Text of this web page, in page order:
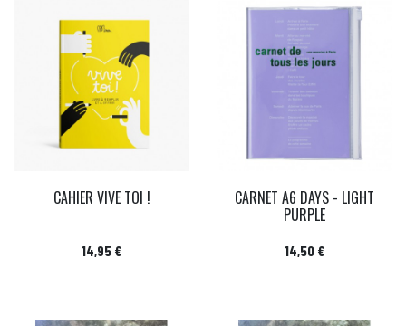
CAHIER VIVE TOI !
Prix
14,95 €
CARNET A6 DAYS - LIGHT
PURPLE
Prix
14,50 €